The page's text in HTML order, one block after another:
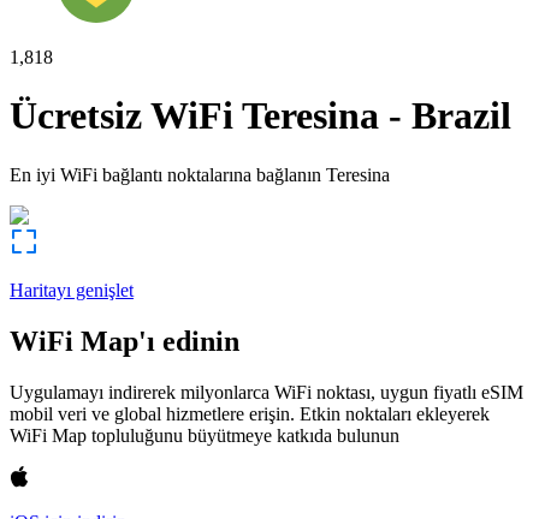
1,818
Ücretsiz WiFiTeresina - Brazil
En iyi WiFi bağlantı noktalarına bağlanın Teresina
Haritayı genişlet
WiFi Map'ı edinin
Uygulamayı indirerek milyonlarca WiFi noktası, uygun fiyatlı eSIM
mobil veri ve global hizmetlere erişin. Etkin noktaları ekleyerek
WiFi Map topluluğunu büyütmeye katkıda bulunun